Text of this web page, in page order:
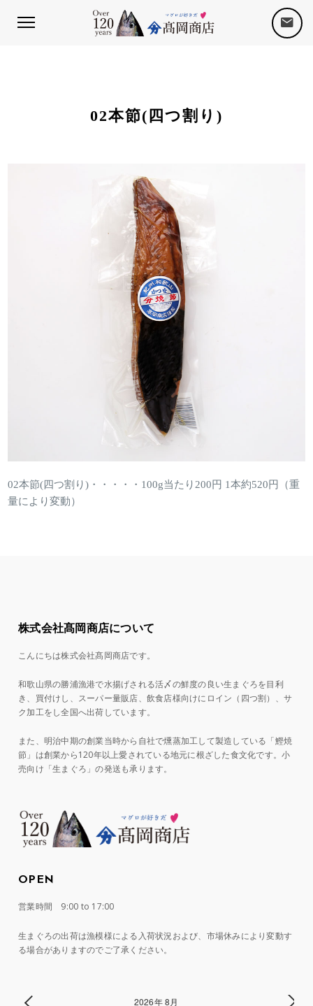
02本節(四つ割り)
02本節(四つ割り)・・・・・100g当たり200円 1本約520円（重
量により変動）
株式会社髙岡商店について
こんにちは株式会社髙岡商店です。
和歌山県の勝浦漁港で水揚げされる活〆の鮮度の良い生まぐろを目利
き、買付けし、スーパー量販店、飲食店様向けにロイン（四つ割）、サ
ク加工をし全国へ出荷しています。
また、明治中期の創業当時から自社で燻蒸加工して製造している「鰹焼
節」は創業から120年以上愛されている地元に根ざした食文化です。小
売向け「生まぐろ」の発送も承ります。
OPEN
営業時間 9:00 to 17:00
生まぐろの出荷は漁模様による入荷状況および、市場休みにより変動す
る場合がありますのでご了承ください。
2026年 8月